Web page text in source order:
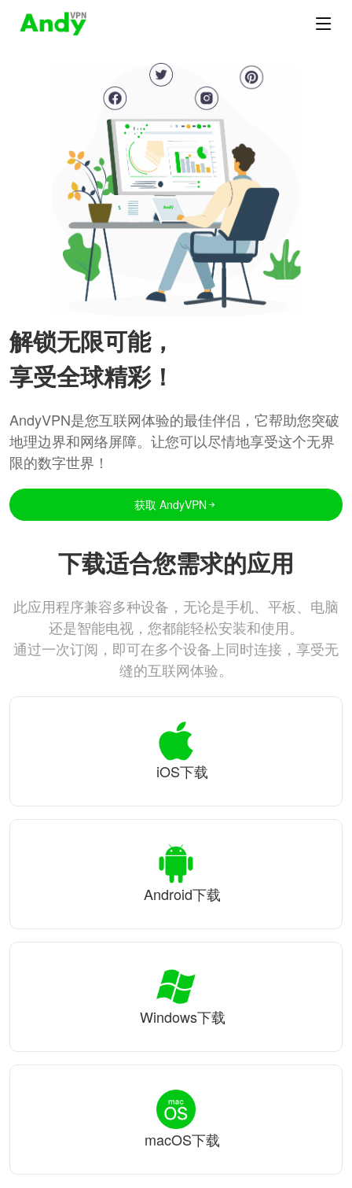
解锁无限可能，
享受全球精彩！
AndyVPN是您互联网体验的最佳伴侣，它帮助您突破
地理边界和网络屏障。让您可以尽情地享受这个无界
限的数字世界！
获取 AndyVPN
下载适合您需求的应用
此应用程序兼容多种设备，无论是手机、平板、电脑
还是智能电视，您都能轻松安装和使用。
通过一次订阅，即可在多个设备上同时连接，享受无
缝的互联网体验。
iOS下载
Android下载
Windows下载
macOS下载